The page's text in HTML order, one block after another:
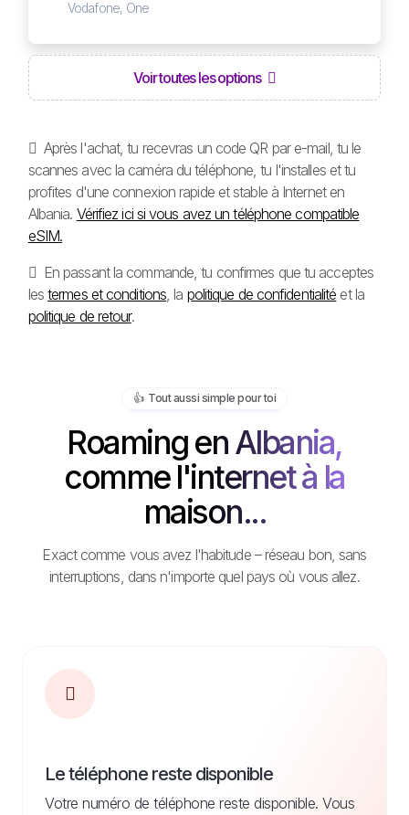
Vodafone, One
Voir toutes les options
Après l'achat, tu recevras un code QR par e-mail, tu le
scannes avec la caméra du téléphone, tu l'installes et tu
profites d'une connexion rapide et stable à Internet en
Albania. Vérifiez ici si vous avez un téléphone compatible
eSIM.
En passant la commande, tu confirmes que tu acceptes
lestermes et conditions, la politique de confidentialité et la
politique de retour.
👍️ Tout aussi simple pour toi
Roaming en Albania,
comme l'internet à la
maison...
Exact comme vous avez l'habitude – réseau bon, sans
interruptions, dans n'importe quel pays où vous allez.
Le téléphone reste disponible
Votre numéro de téléphone reste disponible. Vous